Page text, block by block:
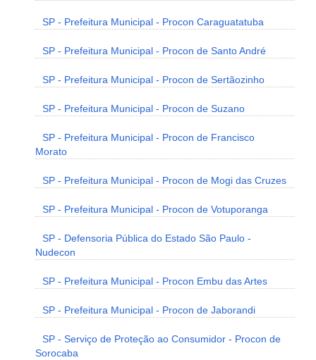
SP - Prefeitura Municipal - Procon Caraguatatuba
SP - Prefeitura Municipal - Procon de Santo André
SP - Prefeitura Municipal - Procon de Sertãozinho
SP - Prefeitura Municipal - Procon de Suzano
SP - Prefeitura Municipal - Procon de Francisco
Morato
SP - Prefeitura Municipal - Procon de Mogi das Cruzes
SP - Prefeitura Municipal - Procon de Votuporanga
SP - Defensoria Pública do Estado São Paulo -
Nudecon
SP - Prefeitura Municipal - Procon Embu das Artes
SP - Prefeitura Municipal - Procon de Jaborandi
SP - Serviço de Proteção ao Consumidor - Procon de
Sorocaba